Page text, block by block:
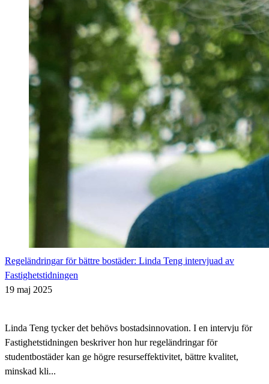
Regeländringar för bättre bostäder: Linda Teng intervjuad av
Fastighetstidningen
19 maj 2025
Linda Teng tycker det behövs bostadsinnovation. I en intervju för
Fastighetstidningen beskriver hon hur regeländringar för
studentbostäder kan ge högre resurseffektivitet, bättre kvalitet,
minskad kli...